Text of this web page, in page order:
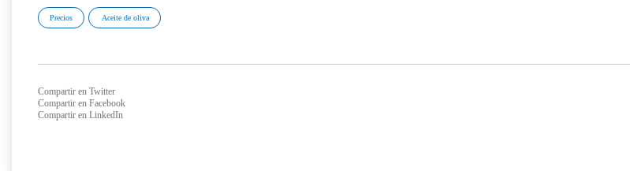
Precios Aceite de oliva
Compartir en Twitter
Compartir en Facebook
Compartir en LinkedIn